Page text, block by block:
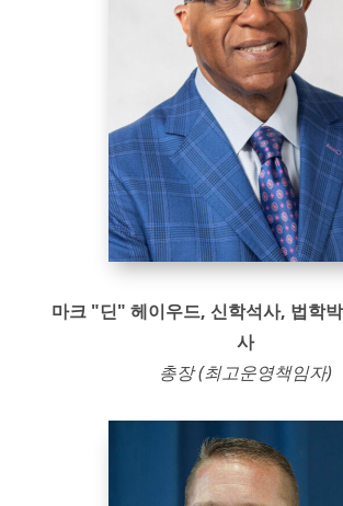
마크 "딘" 헤이우드, 신학석사, 법학
사
총장 (최고운영책임자)